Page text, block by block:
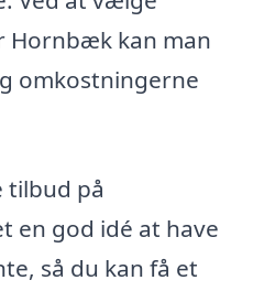
Hornbæk kan man
omkostningerne
tilbud på
en god idé at have
så du kan få et